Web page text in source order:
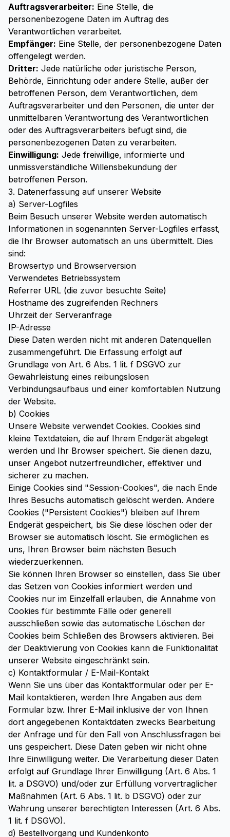
Auftragsverarbeiter: Eine Stelle, die
personenbezogene Daten im Auftrag des
Verantwortlichen verarbeitet.
Empfänger: Eine Stelle, der personenbezogene Daten
offengelegt werden.
Dritter: Jede natürliche oder juristische Person,
Behörde, Einrichtung oder andere Stelle, außer der
betroffenen Person, dem Verantwortlichen, dem
Auftragsverarbeiter und den Personen, die unter der
unmittelbaren Verantwortung des Verantwortlichen
oder des Auftragsverarbeiters befugt sind, die
personenbezogenen Daten zu verarbeiten.
Einwilligung: Jede freiwillige, informierte und
unmissverständliche Willensbekundung der
betroffenen Person.
3. Datenerfassung auf unserer Website
a) Server-Logfiles
Beim Besuch unserer Website werden automatisch
Informationen in sogenannten Server-Logfiles erfasst,
die Ihr Browser automatisch an uns übermittelt. Dies
sind:
Browsertyp und Browserversion
Verwendetes Betriebssystem
Referrer URL (die zuvor besuchte Seite)
Hostname des zugreifenden Rechners
Uhrzeit der Serveranfrage
IP-Adresse
Diese Daten werden nicht mit anderen Datenquellen
zusammengeführt. Die Erfassung erfolgt auf
Grundlage von Art. 6 Abs. 1 lit. f DSGVO zur
Gewährleistung eines reibungslosen
Verbindungsaufbaus und einer komfortablen Nutzung
der Website.
b) Cookies
Unsere Website verwendet Cookies. Cookies sind
kleine Textdateien, die auf Ihrem Endgerät abgelegt
werden und Ihr Browser speichert. Sie dienen dazu,
unser Angebot nutzerfreundlicher, effektiver und
sicherer zu machen.
Einige Cookies sind "Session-Cookies", die nach Ende
Ihres Besuchs automatisch gelöscht werden. Andere
Cookies ("Persistent Cookies") bleiben auf Ihrem
Endgerät gespeichert, bis Sie diese löschen oder der
Browser sie automatisch löscht. Sie ermöglichen es
uns, Ihren Browser beim nächsten Besuch
wiederzuerkennen.
Sie können Ihren Browser so einstellen, dass Sie über
das Setzen von Cookies informiert werden und
Cookies nur im Einzelfall erlauben, die Annahme von
Cookies für bestimmte Fälle oder generell
ausschließen sowie das automatische Löschen der
Cookies beim Schließen des Browsers aktivieren. Bei
der Deaktivierung von Cookies kann die Funktionalität
unserer Website eingeschränkt sein.
c) Kontaktformular / E-Mail-Kontakt
Wenn Sie uns über das Kontaktformular oder per E-
Mail kontaktieren, werden Ihre Angaben aus dem
Formular bzw. Ihrer E-Mail inklusive der von Ihnen
dort angegebenen Kontaktdaten zwecks Bearbeitung
der Anfrage und für den Fall von Anschlussfragen bei
uns gespeichert. Diese Daten geben wir nicht ohne
Ihre Einwilligung weiter. Die Verarbeitung dieser Daten
erfolgt auf Grundlage Ihrer Einwilligung (Art. 6 Abs. 1
lit. a DSGVO) und/oder zur Erfüllung vorvertraglicher
Maßnahmen (Art. 6 Abs. 1 lit. b DSGVO) oder zur
Wahrung unserer berechtigten Interessen (Art. 6 Abs.
1 lit. f DSGVO).
d) Bestellvorgang und Kundenkonto